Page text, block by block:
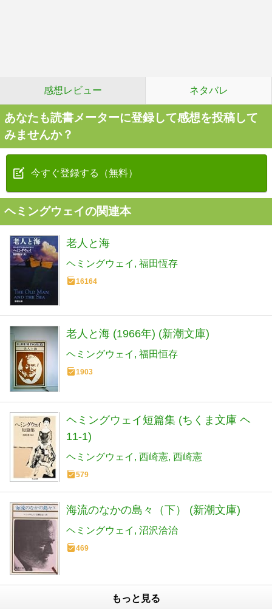
感想レビュー ネタバレ
あなたも読書メーターに登録して感想を投稿して
みませんか？
今すぐ登録する（無料）
ヘミングウェイの関連本
老人と海
ヘミングウェイ 福田恆存
16164
老人と海 (1966年) (新潮文庫)
ヘミングウェイ 福田恒存
1903
ヘミングウェイ短篇集 (ちくま文庫 ヘ
11-1)
ヘミングウェイ 西崎憲 西崎憲
579
海流のなかの島々（下） (新潮文庫)
ヘミングウェイ 沼沢洽治
469
もっと見る